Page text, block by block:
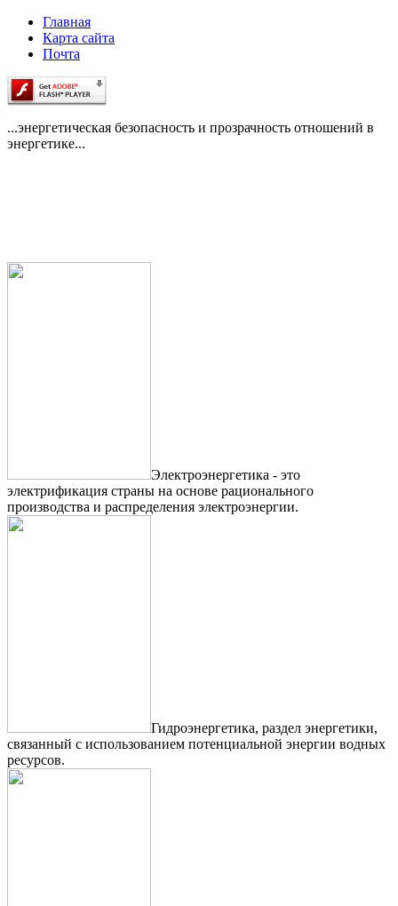
Главная
Карта сайта
Почта
...энергетическая безопасность и прозрачность отношений в
энергетике...
Электроэнергетика - это
электрификация страны на основе рационального
производства и распределения электроэнергии.
Гидроэнергетика, раздел энергетики,
связанный с использованием потенциальной энергии водных
ресурсов.